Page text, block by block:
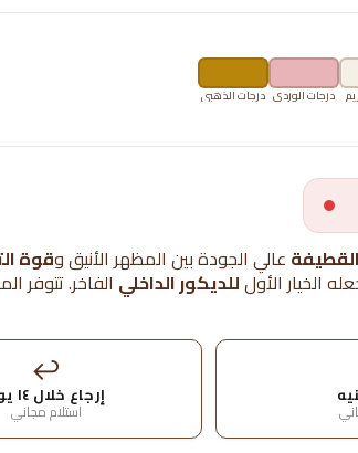
درجات الوردي درجات الذهبي
القطيفة عالي الجودة بين المظهر الأنيق وقوة
الخيار الأولللديكور الداخلي الفاخر.تتوفر
↩
إرجاع خلال ١٤ يوم
استلام مجاني